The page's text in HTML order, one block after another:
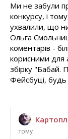
Ми не забули
конкурсу, і
ухвалили, що
Ольга
коментарів -
корисними для
збірку
Фейсбуці, будь
тому